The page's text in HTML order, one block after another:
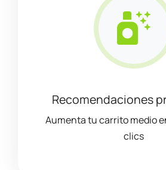
Recomendaciones
Aumenta tu carrito medio
clics